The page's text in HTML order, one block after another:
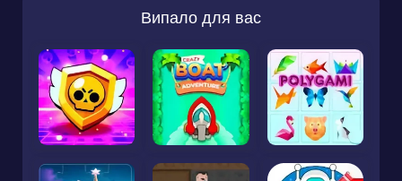
Випало для вас